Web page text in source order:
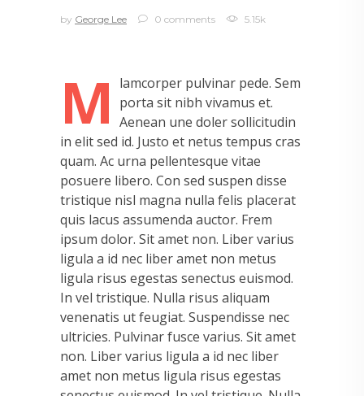
by George Lee 0 comments 5.15k
M
lamcorper pulvinar pede. Sem
porta sit nibh vivamus et.
Aenean une doler sollicitudin
in elit sed id. Justo et netus tempus cras
quam. Ac urna pellentesque vitae
posuere libero. Con sed suspen disse
tristique nisl magna nulla felis placerat
quis lacus assumenda auctor. Frem
ipsum dolor. Sit amet non. Liber varius
ligula a id nec liber amet non metus
ligula risus egestas senectus euismod.
In vel tristique. Nulla risus aliquam
venenatis ut feugiat. Suspendisse nec
ultricies. Pulvinar fusce varius. Sit amet
non. Liber varius ligula a id nec liber
amet non metus ligula risus egestas